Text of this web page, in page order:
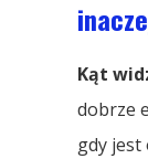
Kąt
dobrze
gdy jest